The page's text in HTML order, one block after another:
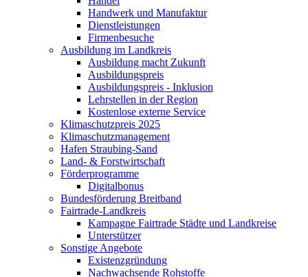
Handwerk und Manufaktur
Dienstleistungen
Firmenbesuche
Ausbildung im Landkreis
Ausbildung macht Zukunft
Ausbildungspreis
Ausbildungspreis - Inklusion
Lehrstellen in der Region
Kostenlose externe Service
Klimaschutzpreis 2025
Klimaschutzmanagement
Hafen Straubing-Sand
Land- & Forstwirtschaft
Förderprogramme
Digitalbonus
Bundesförderung Breitband
Fairtrade-Landkreis
Kampagne Fairtrade Städte und Landkreise
Unterstützer
Sonstige Angebote
Existenzgründung
Nachwachsende Rohstoffe